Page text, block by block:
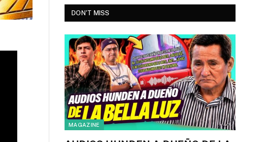
DON'T MISS
MAGAZINE